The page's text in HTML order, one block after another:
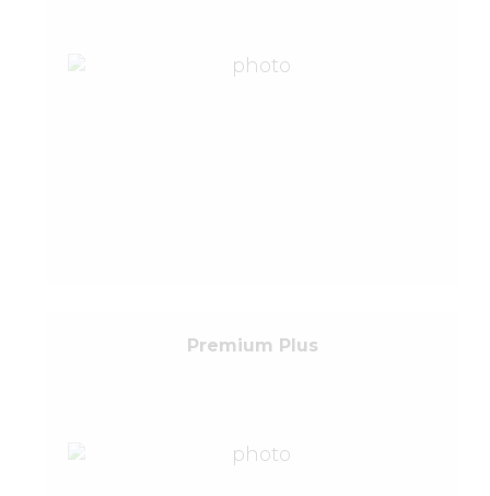
Premium Plus